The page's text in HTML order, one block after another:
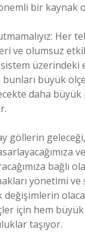
bir kaynak
Her
ve olumsuz
üzerindeki
büyük
daha
göllerin geleceği,
bağlı
yönetimi ve
için hem
taşıyor.